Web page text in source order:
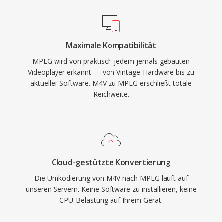
verarbeitet werden können.
CD-Format ermöglichte, das digitales Video in
den frühen 1990er Jahren zu den Verbrauchern
brachte. Die Audiokomponente, insbesondere
Layer III (MP3), wurde zum einflussreichsten
Audioformat der Geschichte. Die I/P/B-Frame-
Struktur, der Bewegungsschätzungsansatz und
bedeutende Videocodec seitdem folgt — von
MPEG-2 über H.264 und darüber hinaus.
Obwohl in der Kompressionseffizienz längst
überholt, wird MPEG-1 von praktisch jeder
Mediensoftware weiterhin unterstützt.
Maximale Kompatibilität
MPEG wird von praktisch jedem jemals gebauten
Videoplayer erkannt — von Vintage-Hardware bis zu
aktueller Software. M4V zu MPEG erschließt totale
Reichweite.
Cloud-gestützte Konvertierung
Die Umkodierung von M4V nach MPEG läuft auf
unseren Servern. Keine Software zu installieren, keine
CPU-Belastung auf Ihrem Gerät.